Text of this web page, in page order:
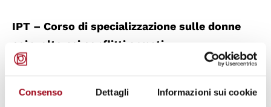
Consenso Dettagli Informazioni sui cookie
IPT – Corso di specializzazione sulle donne
coinvolte nei conflitti armati
Durata: 31 ottobre – 12 novembre 2010
Scadenza delle domande: 2 settembre 2010
L’obiettivo del corso è preparare esperti che